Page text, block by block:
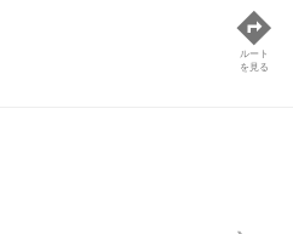
ルート
を見る